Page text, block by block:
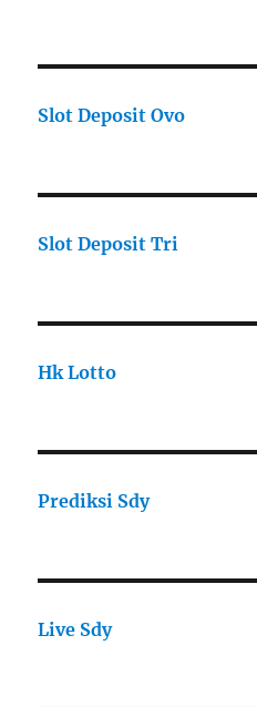
Slot Deposit Ovo
Slot Deposit Tri
Hk Lotto
Prediksi Sdy
Live Sdy